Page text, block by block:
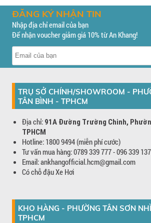
ĐĂNG KÝ NHẬN TIN
Nhập địa chỉ email của bạn
Để nhận voucher giảm giá 10% từ An Khang!
TRỤ SỞ CHÍNH/SHOWROOM -
TÂN BÌNH - TPHCM
Địa chỉ: 91A Đường Trường Chinh,
TPHCM
Hotline: 1800 9494 (miễn phí cước)
Tư vấn mua hàng: 0789 339 777 - 096 339
Email: ankhangofficial.hcm@gmail.com
Có chỗ đậu Xe Hơi
KHO HÀNG - PHƯỜNG TÂN SƠN
TPHCM